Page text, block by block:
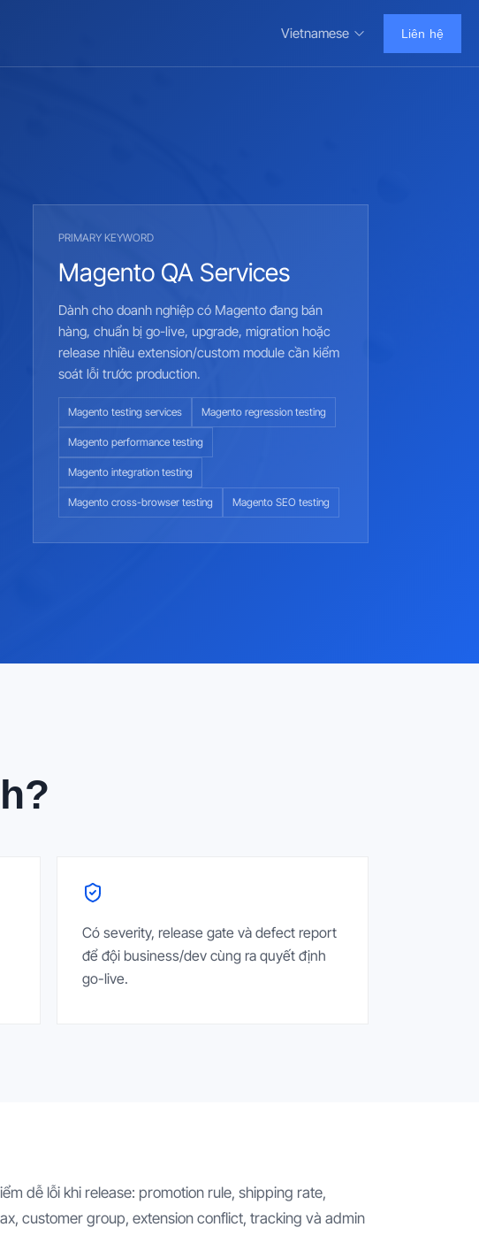
Vietnamese Liên hệ
PRIMARY KEYWORD
Magento QA Services
Dành cho doanh nghiệp có Magento đang bán
hàng, chuẩn bị go-live, upgrade, migration hoặc
release nhiều extension/custom module cần kiểm
soát lỗi trước production.
Magento testing services Magento regression testing
Magento performance testing
Magento integration testing
Magento cross-browser testing Magento SEO testing
Có severity, release gate và defect report
để đội business/dev cùng ra quyết định
go-live.
dễ lỗi khi release: promotion rule, shipping rate,
customer group, extension conflict, tracking và admin